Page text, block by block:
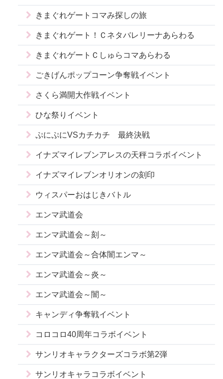
きまぐれゲートコマみ探しの旅
きまぐれゲート！Ｃネタバレリーナあらわる
きまぐれゲートＣしゅらコマあらわる
ごきげんポップコーン争奪戦イベント
さくら満開大作戦イベント
ひな祭りイベント
ぷにぷにVSカチカチ 最終決戦
イナズマイレブンアレスの天秤コラボイベント
イナズマイレブンオリオンの刻印
ウィスパーおはじきバトル
エンマ武道会
エンマ武道会～刻～
エンマ武道会～合体闇エンマ～
エンマ武道会～炎～
エンマ武道会～闇～
キャンディ争奪戦イベント
コロコロ40周年コラボイベント
サンリオキャラクターズコラボ第2弾
サンリオキャラコラボイベント